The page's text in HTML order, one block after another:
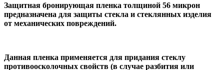
Защитная бронирующая пленка толщиной 56 микрон
предназначена для защиты стекла и стеклянных изделия
от механических повреждений.
Данная пленка применяется для придания стеклу
противоосколочных свойств (в случае разбития или